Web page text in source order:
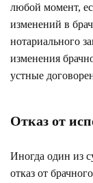
любой момент,
изменений в
нотариального
изменения
устные
Отказ от
Иногда один из
отказ от